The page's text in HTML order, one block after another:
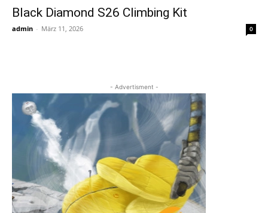
Black Diamond S26 Climbing Kit
admin - März 11, 2026 0
- Advertisment -